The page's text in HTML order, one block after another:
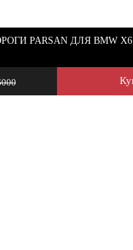
PARSAN ДЛЯ BMW X6